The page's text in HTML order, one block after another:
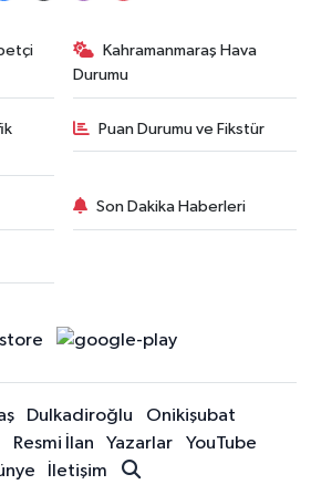
Kahramanmaraş Hava
Durumu
Puan Durumu ve Fikstür
Son Dakika Haberleri
Dulkadiroğlu
Onikişubat
Resmi İlan Yazarlar
YouTube
İletişim